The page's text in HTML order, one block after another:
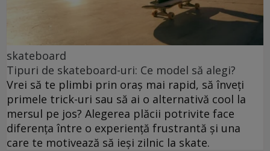
skateboard
Tipuri de skateboard-uri: Ce model să alegi?
Vrei să te plimbi prin oraș mai rapid, să înveți
primele trick-uri sau să ai o alternativă cool la
mersul pe jos? Alegerea plăcii potrivite face
diferența între o experiență frustrantă și una
care te motivează să ieși zilnic la skate.